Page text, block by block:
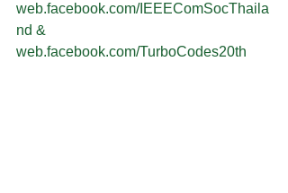
web.facebook.com/IEEEComSocThaila
nd &
web.facebook.com/TurboCodes20th